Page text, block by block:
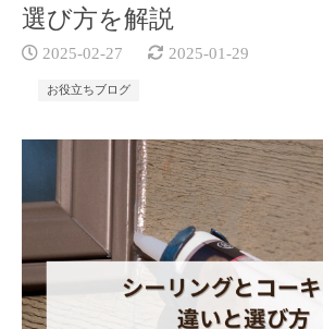
選び方を解説
2025-02-27 2025-01-29
お役立ちブログ